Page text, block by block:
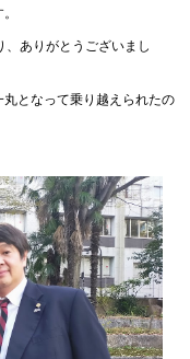
ありがとうございまし
となって乗り越えられたの